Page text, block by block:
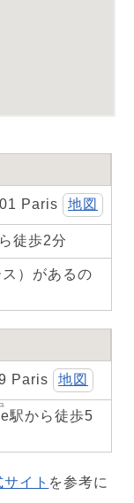
Paris 地図
徒歩2分
）があるの
Paris 地図
駅から徒歩5
イト を参考に